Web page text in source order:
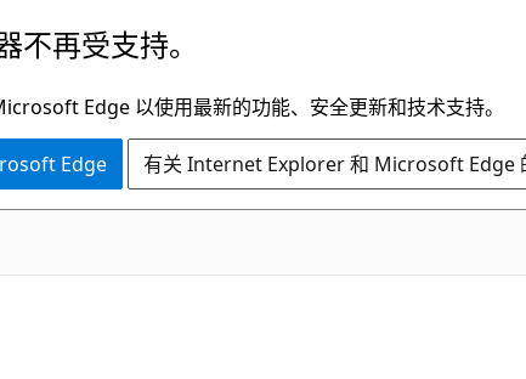
不再受支持。
Edge 以使用最新的功能、安全更新和技术支持。
Edge 有关 Internet Explorer 和 Microsoft Edge